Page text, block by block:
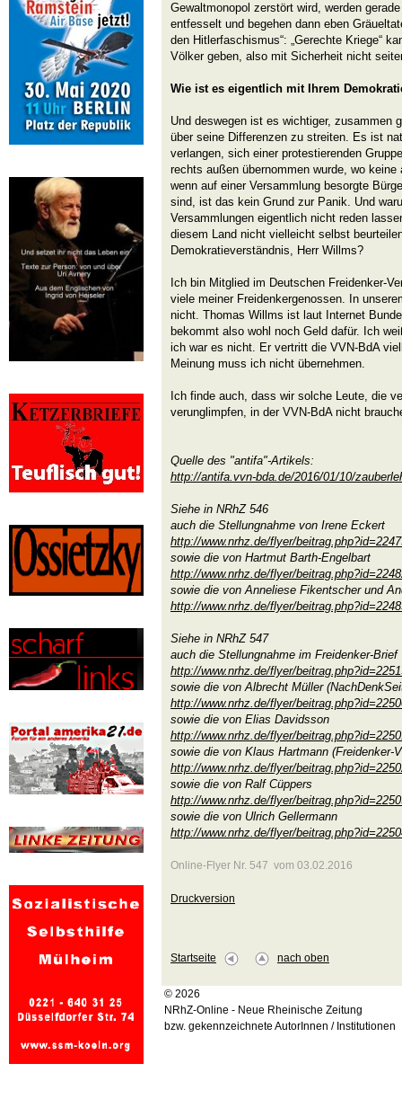
Gewaltmonopol zerstört wird, werden
entfesselt und begehen dann eben
den Hitlerfaschismus“: „Gerechte Kriege“
Völker geben, also mit Sicherheit nicht
Wie ist es eigentlich mit Ihrem
Und deswegen ist es wichtiger, zusammen
über seine Differenzen zu streiten. Es ist
verlangen, sich einer protestierenden
rechts außen übernommen wurde, wo
wenn auf einer Versammlung besorgte
sind, ist das kein Grund zur Panik. Und
Versammlungen eigentlich nicht reden
diesem Land nicht vielleicht selbst
Demokratieverständnis, Herr Willms?
Ich bin Mitglied im Deutschen Freidenker-
viele meiner Freidenkergenossen. In
nicht. Thomas Willms ist laut Internet
bekommt also wohl noch Geld dafür. Ich
ich war es nicht. Er vertritt die VVN-BdA
Meinung muss ich nicht übernehmen.
Ich finde auch, dass wir solche Leute, die
verunglimpfen, in der VVN-BdA nicht
Quelle des "antifa"-Artikels:
http://antifa.vvn-bda.de/2016/01/10/
Siehe in NRhZ 546
auch die Stellungnahme von Irene Eckert
http://www.nrhz.de/flyer/
sowie die von Hartmut Barth-Engelbart
http://www.nrhz.de/flyer/
sowie die von Anneliese Fikentscher und
http://www.nrhz.de/flyer/
Siehe in NRhZ 547
auch die Stellungnahme im Freidenker-Brief
http://www.nrhz.de/flyer/
sowie die von Albrecht Müller
http://www.nrhz.de/flyer/
sowie die von Elias Davidsson
http://www.nrhz.de/flyer/
sowie die von Klaus Hartmann (Freidenker-
http://www.nrhz.de/flyer/
sowie die von Ralf Cüppers
http://www.nrhz.de/flyer/
sowie die von Ulrich Gellermann
http://www.nrhz.de/flyer/
Online-Flyer Nr. 547 vom 03.02.2016
Druckversion
Startseite nach oben
© 2026
NRhZ-Online - Neue Rheinische Zeitung
bzw. gekennzeichnete AutorInnen / Institutionen